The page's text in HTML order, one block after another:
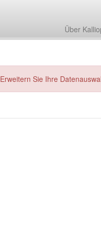
Über
Erweitern Sie Ihre